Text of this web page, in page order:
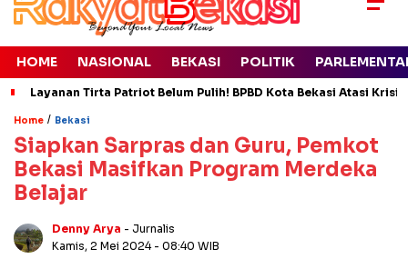
HOME NASIONAL BEKASI POLITIK
Layanan Tirta Patriot Belum Pulih! BPBD Kota Bekasi Atasi
Home / Bekasi
Siapkan Sarpras dan Guru, Pemkot
Bekasi Masifkan Program Merdeka
Belajar
Denny Arya - Jurnalis
Kamis, 2 Mei 2024 - 08:40 WIB